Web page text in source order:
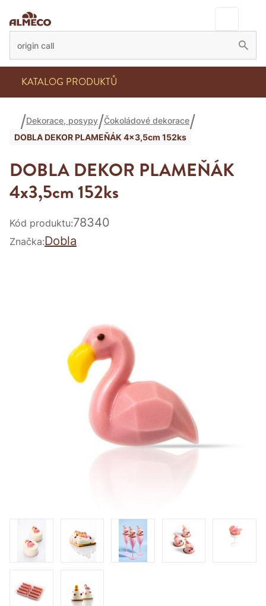
KATALOG PRODUKTŮ
Dekorace, posypy Čokoládové dekorace
DOBLA DEKOR PLAMEŇÁK 4x3,5cm 152ks
DOBLA DEKOR PLAMEŇÁK
4x3,5cm 152ks
Kód produktu:78340
Značka:Dobla